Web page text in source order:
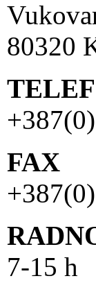
80320
FAX
7-15 h